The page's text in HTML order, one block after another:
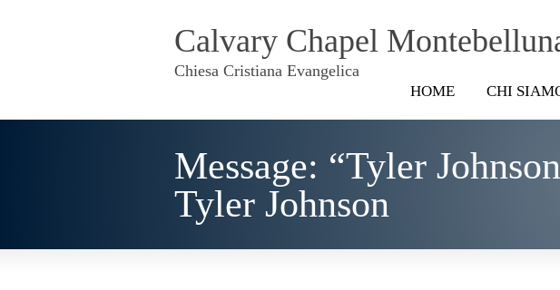
Calvary Chapel
Chiesa Cristiana Evangelica
HOME CHI
Message: “Tyler
Tyler Johnson